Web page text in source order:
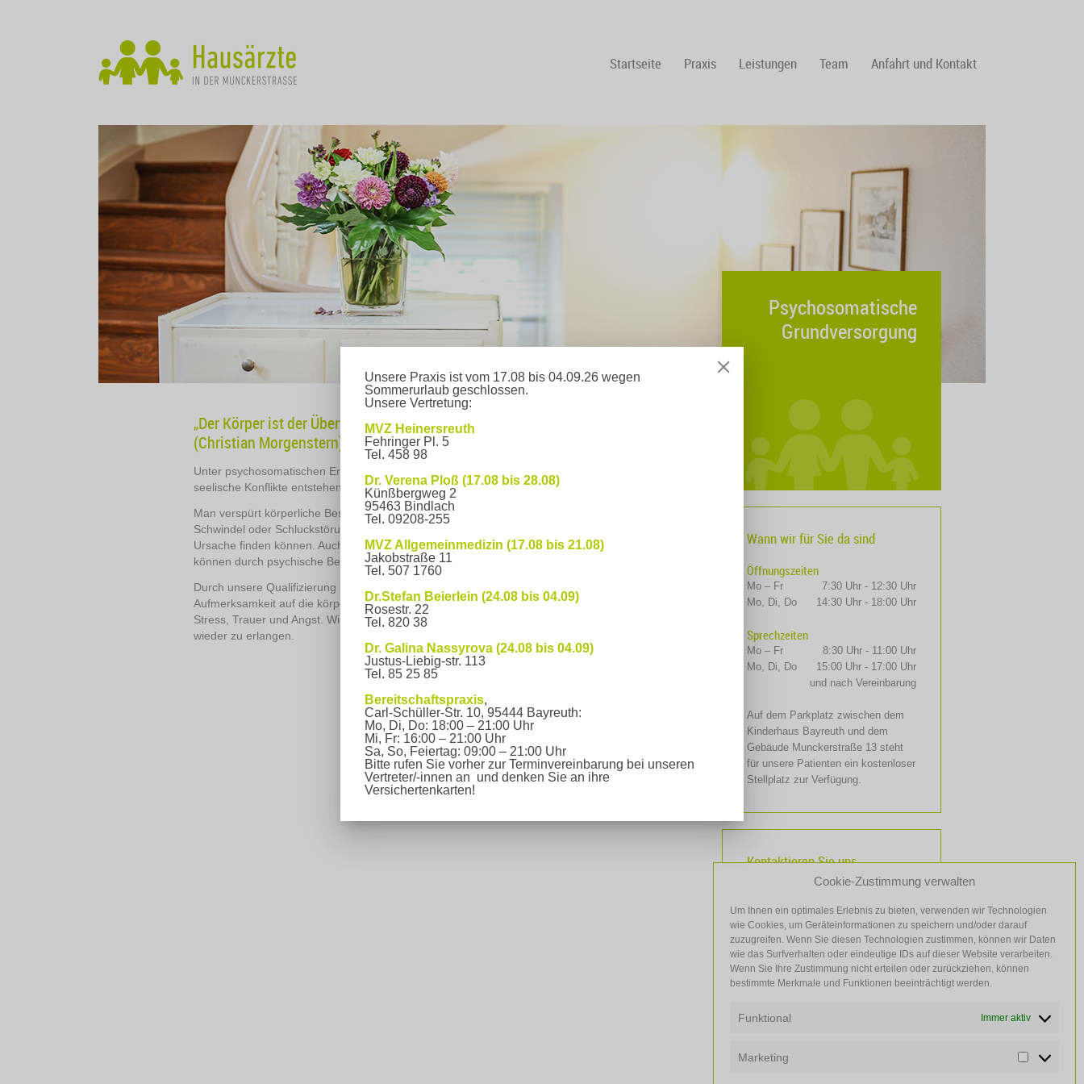
Cookie-Zustimmung verwalten
Um Ihnen ein optimales Erlebnis zu bieten, verwenden wir Technologien
wie Cookies, um Geräteinformationen zu speichern und/oder darauf
zuzugreifen. Wenn Sie diesen Technologien zustimmen, können wir Daten
wie das Surfverhalten oder eindeutige IDs auf dieser Website verarbeiten.
Wenn Sie Ihre Zustimmung nicht erteilen oder zurückziehen, können
bestimmte Merkmale und Funktionen beeinträchtigt werden.
Funktional Immer aktiv
Marketing
Startseite Praxis Leistungen Team Anfahrt und Kontakt
Psychosomatische
Grundversorgung
„Der Körper ist der Übersetzer der Seele ins Sichtbare“
(Christian Morgenstern)
Unter psychosomatischen Erkrankungen versteht man körperliche Symptome, die durch
seelische Konflikte entstehen.
Man verspürt körperliche Beschwerden wie Herzrasen, Magenschmerzen, Durchfall,
Schwindel oder Schluckstörungen, bei denen wir Ärzte allerdings organisch keine
Ursache finden können. Auch Schmerzen, insbesondere im Bereich der Wirbelsäule
können durch psychische Belastungen verstärkt und unterhalten werden.
Durch unsere Qualifizierung in Psychosomatischer Grundversorgung richten wir unsere
Aufmerksamkeit auf die körperlichen Auswirkungen von psychischen Belastungen wie
Stress, Trauer und Angst. Wir bieten Ihnen Hilfe, um Ihr körperliches Wohlbefinden
wieder zu erlangen.
Wann wir für Sie da sind
Öffnungszeiten
Mo – Fr
7:30 Uhr - 12:30 Uhr
Mo, Di, Do
14:30 Uhr - 18:00 Uhr
Sprechzeiten
Mo – Fr
8:30 Uhr - 11:00 Uhr
Mo, Di, Do
15:00 Uhr - 17:00 Uhr
und nach Vereinbarung
Auf dem Parkplatz zwischen dem
Kinderhaus Bayreuth und dem
Gebäude Munckerstraße 13 steht
für unsere Patienten ein kostenloser
Stellplatz zur Verfügung.
Kontaktieren Sie uns
Munckerstraße 14
95444 Bayreuth
Telefon
0921 - 2 46 45
Fax
0921 - 8 18 35
E-Mail senden
Unsere Notfalldienste finden
Unsere Praxis ist vom 17.08 bis 04.09.26 wegen
Sommerurlaub geschlossen.
Unsere Vertretung:
MVZ Heinersreuth
Fehringer Pl. 5
Tel. 458 98
Dr. Verena Ploß (17.08 bis 28.08)
Künßbergweg 2
95463 Bindlach
Tel. 09208-255
MVZ Allgemeinmedizin (17.08 bis 21.08)
Jakobstraße 11
Tel. 507 1760
Dr.Stefan Beierlein (24.08 bis 04.09)
Rosestr. 22
Tel. 820 38
Dr. Galina Nassyrova (24.08 bis 04.09)
Justus-Liebig-str. 113
Tel. 85 25 85
Bereitschaftspraxis,
Carl-Schüller-Str. 10, 95444 Bayreuth:
Mo, Di, Do: 18:00 – 21:00 Uhr
Mi, Fr: 16:00 – 21:00 Uhr
Sa, So, Feiertag: 09:00 – 21:00 Uhr
Bitte rufen Sie vorher zur Terminvereinbarung bei unseren
Vertreter/-innen an und denken Sie an ihre
Versichertenkarten!